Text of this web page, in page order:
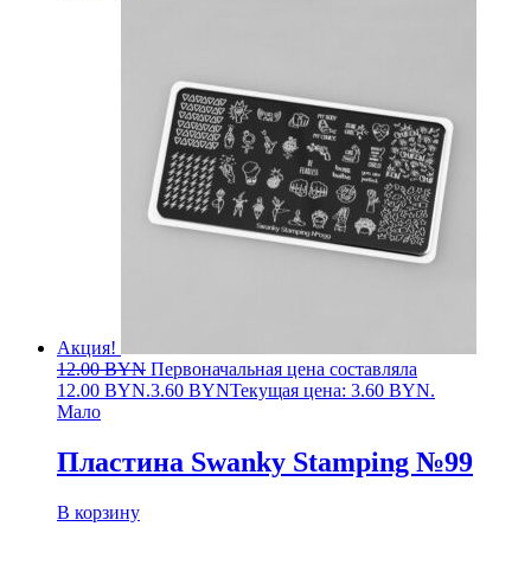
Акция!
12.00BYN Первоначальная цена составляла
12.00 BYN.3.60 BYNТекущая цена: 3.60 BYN.
Мало
Пластина Swanky Stamping №99
В корзину